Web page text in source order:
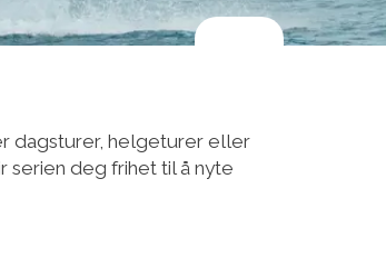
dagsturer, helgeturer eller
serien deg frihet til å nyte